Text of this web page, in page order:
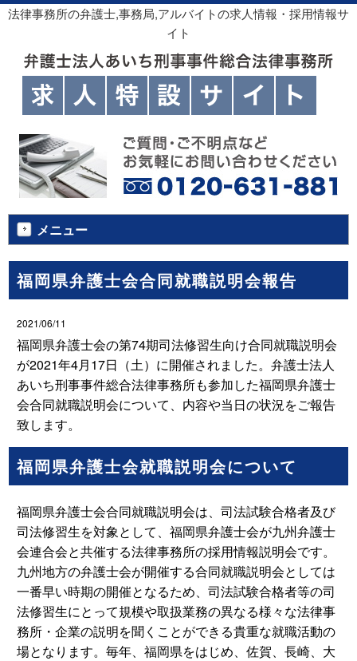
法律事務所の弁護士,事務局,アルバイトの求人情報・採用情報サ
イト
メニュー
福岡県弁護士会合同就職説明会報告
2021/06/11
福岡県弁護士会の第74期司法修習生向け合同就職説明会
が2021年4月17日（土）に開催されました。弁護士法人
あいち刑事事件総合法律事務所も参加した福岡県弁護士
会合同就職説明会について、内容や当日の状況をご報告
致します。
福岡県弁護士会就職説明会について
福岡県弁護士会合同就職説明会は、司法試験合格者及び
司法修習生を対象として、福岡県弁護士会が九州弁護士
会連合会と共催する法律事務所の採用情報説明会です。
九州地方の弁護士会が開催する合同就職説明会としては
一番早い時期の開催となるため、司法試験合格者等の司
法修習生にとって規模や取扱業務の異なる様々な法律事
務所・企業の説明を聞くことができる貴重な就職活動の
場となります。毎年、福岡県をはじめ、佐賀、長崎、大